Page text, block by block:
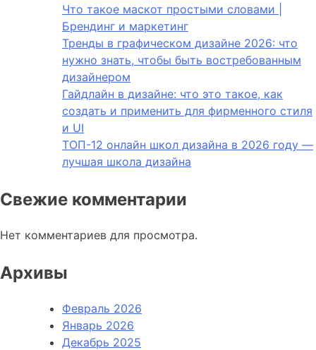
Что такое маскот простыми словами |
Брендинг и маркетинг
Тренды в графическом дизайне 2026: что
нужно знать, чтобы быть востребованным
дизайнером
Гайдлайн в дизайне: что это такое, как
создать и применить для фирменного стиля
и UI
ТОП-12 онлайн школ дизайна в 2026 году —
лучшая школа дизайна
Свежие комментарии
Нет комментариев для просмотра.
Архивы
Февраль 2026
Январь 2026
Декабрь 2025